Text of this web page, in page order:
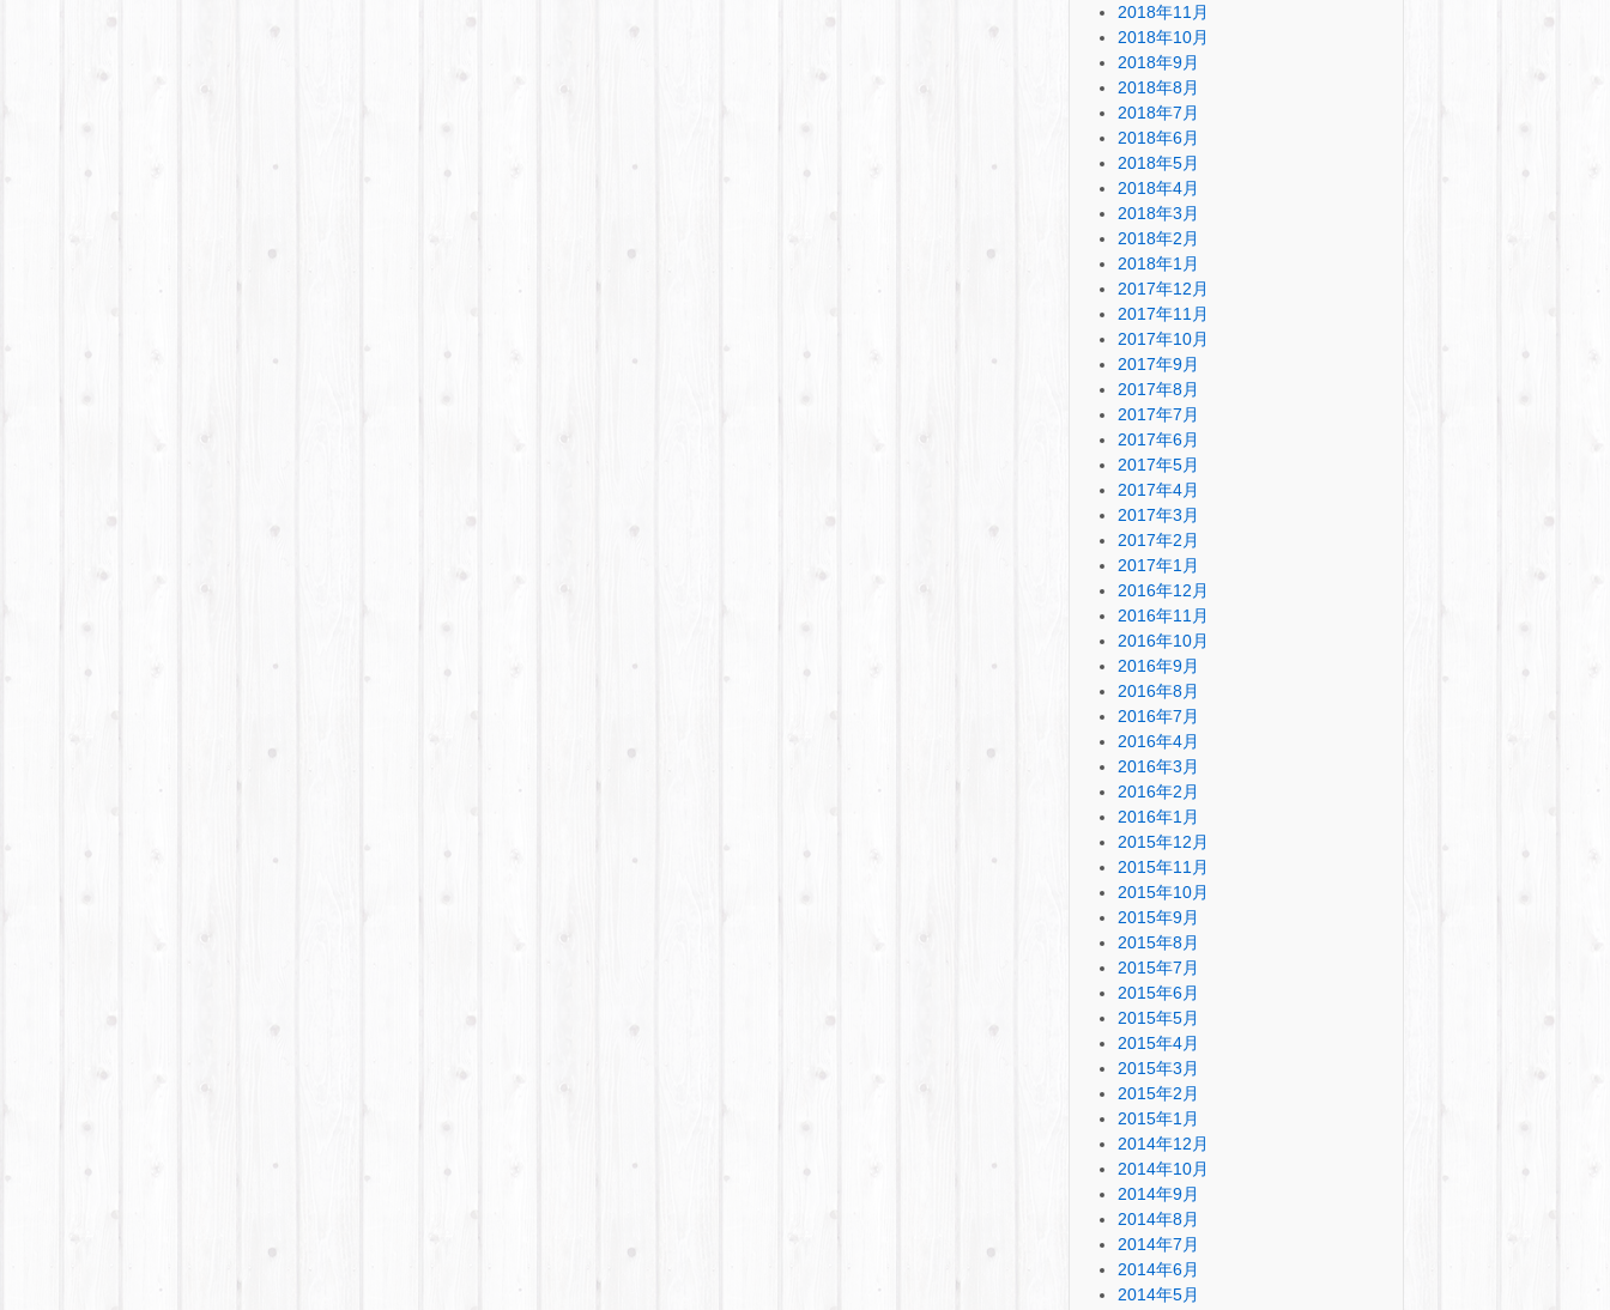
2018年11月
2018年10月
2018年9月
2018年8月
2018年7月
2018年6月
2018年5月
2018年4月
2018年3月
2018年2月
2018年1月
2017年12月
2017年11月
2017年10月
2017年9月
2017年8月
2017年7月
2017年6月
2017年5月
2017年4月
2017年3月
2017年2月
2017年1月
2016年12月
2016年11月
2016年10月
2016年9月
2016年8月
2016年7月
2016年4月
2016年3月
2016年2月
2016年1月
2015年12月
2015年11月
2015年10月
2015年9月
2015年8月
2015年7月
2015年6月
2015年5月
2015年4月
2015年3月
2015年2月
2015年1月
2014年12月
2014年10月
2014年9月
2014年8月
2014年7月
2014年6月
2014年5月